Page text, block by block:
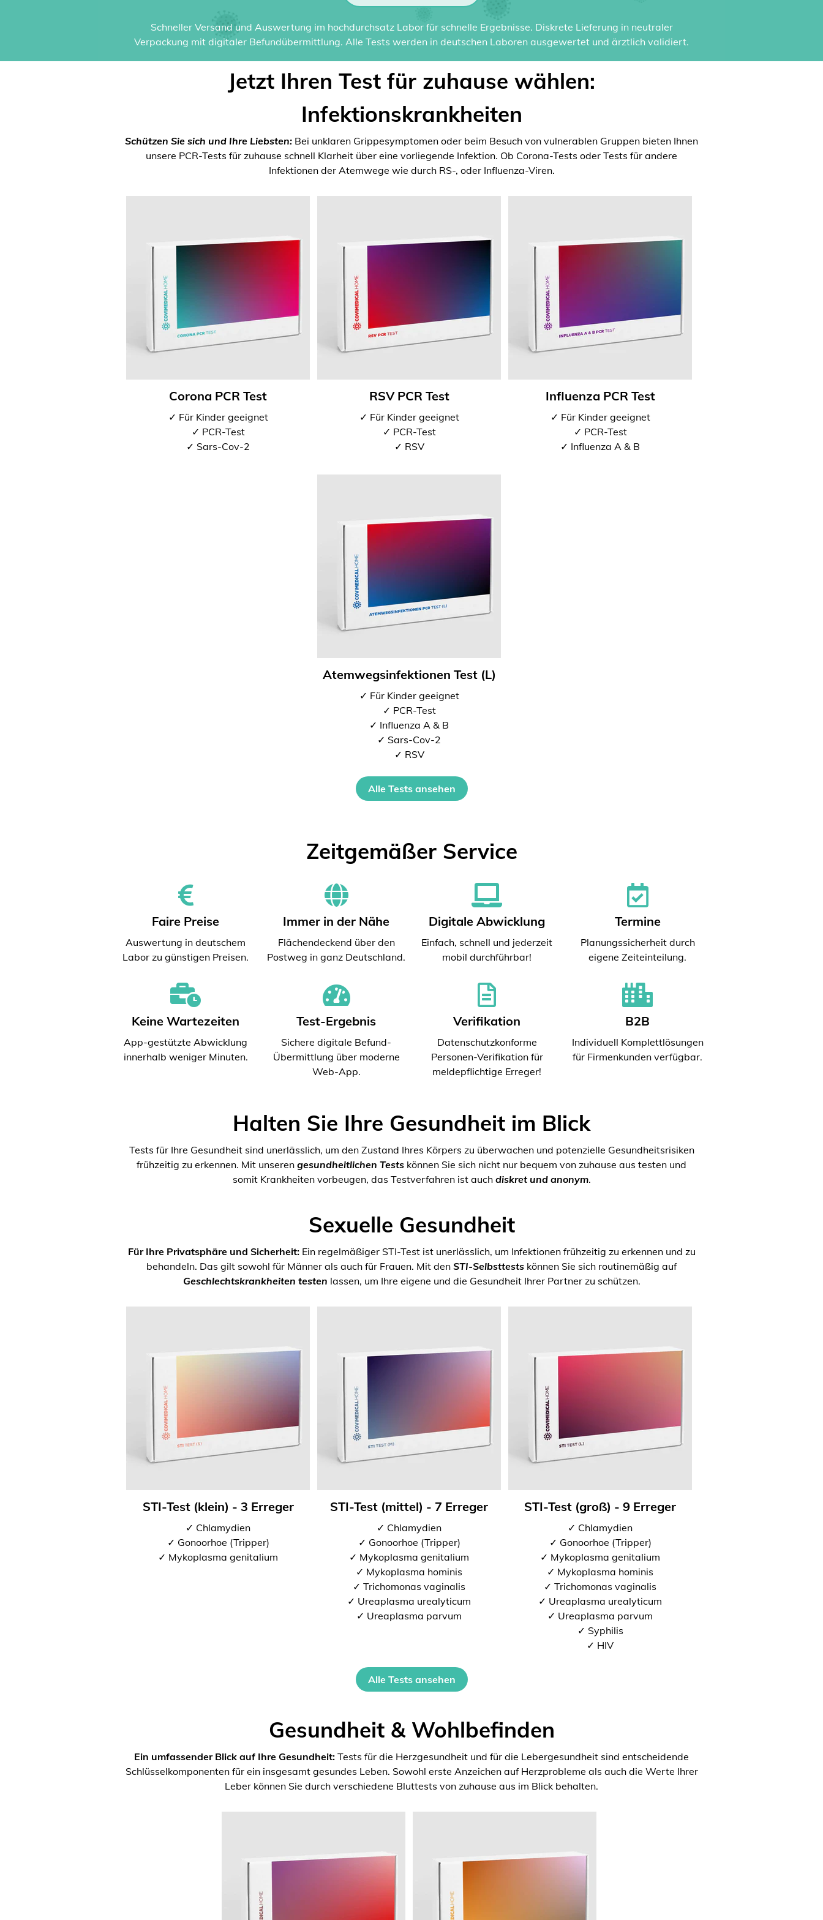
Schneller Versand und Auswertung im hochdurchsatz Labor für schnelle Ergebnisse. Diskrete Lieferung in neutraler
Verpackung mit digitaler Befundübermittlung. Alle Tests werden in deutschen Laboren ausgewertet und ärztlich validiert.
Jetzt Ihren Test für zuhause wählen:
Infektionskrankheiten
Schützen Sie sich und Ihre Liebsten: Bei unklaren Grippesymptomen oder beim Besuch von vulnerablen Gruppen bieten Ihnen
unsere PCR-Tests für zuhause schnell Klarheit über eine vorliegende Infektion. Ob Corona-Tests oder Tests für andere
Infektionen der Atemwege wie durch RS-, oder Influenza-Viren.
Corona PCR Test
✓ Für Kinder geeignet
✓ PCR-Test
✓ Sars-Cov-2
RSV PCR Test
✓ Für Kinder geeignet
✓ PCR-Test
✓ RSV
Influenza PCR Test
✓ Für Kinder geeignet
✓ PCR-Test
✓ Influenza A & B
Atemwegsinfektionen Test (L)
✓ Für Kinder geeignet
✓ PCR-Test
✓ Influenza A & B
✓ Sars-Cov-2
✓ RSV
Alle Tests ansehen
Zeitgemäßer Service
Faire Preise
Auswertung in deutschem
Labor zu günstigen Preisen.
Immer in der Nähe
Flächendeckend über den
Postweg in ganz Deutschland.
Digitale Abwicklung
Einfach, schnell und jederzeit
mobil durchführbar!
Termine
Planungssicherheit durch
eigene Zeiteinteilung.
Keine Wartezeiten
App-gestützte Abwicklung
innerhalb weniger Minuten.
Test-Ergebnis
Sichere digitale Befund-
Übermittlung über moderne
Web-App.
Verifikation
Datenschutzkonforme
Personen-Verifikation für
meldepflichtige Erreger!
B2B
Individuell Komplettlösungen
für Firmenkunden verfügbar.
Halten Sie Ihre Gesundheit im Blick
Tests für Ihre Gesundheit sind unerlässlich, um den Zustand Ihres Körpers zu überwachen und potenzielle Gesundheitsrisiken
frühzeitig zu erkennen. Mit unseren gesundheitlichen Tests können Sie sich nicht nur bequem von zuhause aus testen und
somit Krankheiten vorbeugen, das Testverfahren ist auch diskret und anonym.
Sexuelle Gesundheit
Für Ihre Privatsphäre und Sicherheit:Ein regelmäßiger STI-Test ist unerlässlich, um Infektionen frühzeitig zu erkennen und zu
behandeln. Das gilt sowohl für Männer als auch für Frauen. Mit den STI-Selbsttests können Sie sich routinemäßig auf
Geschlechtskrankheiten testen lassen, um Ihre eigene und die Gesundheit Ihrer Partner zu schützen.
STI-Test (klein) - 3 Erreger
✓ Chlamydien
✓ Gonoorhoe (Tripper)
✓ Mykoplasma genitalium
STI-Test (mittel) - 7 Erreger
✓ Chlamydien
✓ Gonoorhoe (Tripper)
✓ Mykoplasma genitalium
✓ Mykoplasma hominis
✓ Trichomonas vaginalis
✓ Ureaplasma urealyticum
✓ Ureaplasma parvum
STI-Test (groß) - 9 Erreger
✓ Chlamydien
✓ Gonoorhoe (Tripper)
✓ Mykoplasma genitalium
✓ Mykoplasma hominis
✓ Trichomonas vaginalis
✓ Ureaplasma urealyticum
✓ Ureaplasma parvum
✓ Syphilis
✓ HIV
Alle Tests ansehen
Gesundheit & Wohlbefinden
Ein umfassender Blick auf Ihre Gesundheit: Tests für die Herzgesundheit und für die Lebergesundheit sind entscheidende
Schlüsselkomponenten für ein insgesamt gesundes Leben. Sowohl erste Anzeichen auf Herzprobleme als auch die Werte Ihrer
Leber können Sie durch verschiedene Bluttests von zuhause aus im Blick behalten.